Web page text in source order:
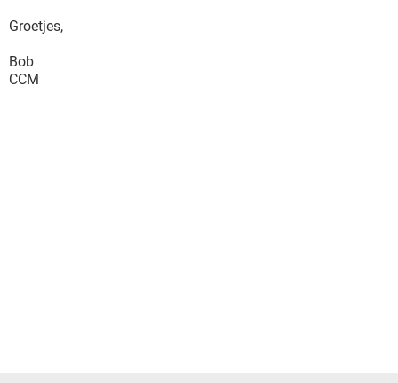
Groetjes,
Bob
CCM